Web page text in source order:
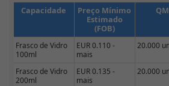
Capacidade
Preço Mínimo
Estimado
(FOB)
Frasco de Vidro
100ml
EUR 0.110 -
mais
20.000
Frasco de Vidro
200ml
EUR 0.135 -
mais
20.000